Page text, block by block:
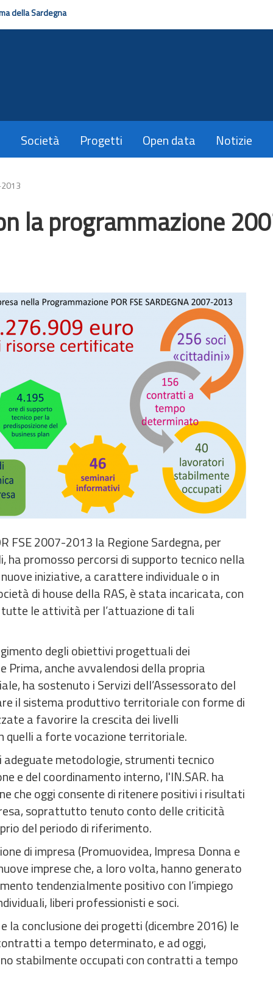
della Sardegna
Società Progetti Open data Notizie
la programmazione
FSE 2007-2013 la Regione Sardegna, per
promosso percorsi di supporto tecnico nella
iniziative, a carattere individuale o in
di house della RAS, è stata incaricata, con
le attività per l’attuazione di tali
degli obiettivi progettuali dei
Prima, anche avvalendosi della propria
ha sostenuto i Servizi dell’Assessorato del
il sistema produttivo territoriale con forme di
a favorire la crescita dei livelli
quelli a forte vocazione territoriale.
metodologie, strumenti tecnico
e del coordinamento interno, l'IN.SAR. ha
che oggi consente di ritenere positivi i risultati
soprattutto tenuto conto delle criticità
del periodo di riferimento.
di impresa (Promuovidea, Impresa Donna e
imprese che, a loro volta, hanno generato
tendenzialmente positivo con l’impiego
liberi professionisti e soci.
conclusione dei progetti (dicembre 2016) le
a tempo determinato, e ad oggi,
stabilmente occupati con contratti a tempo